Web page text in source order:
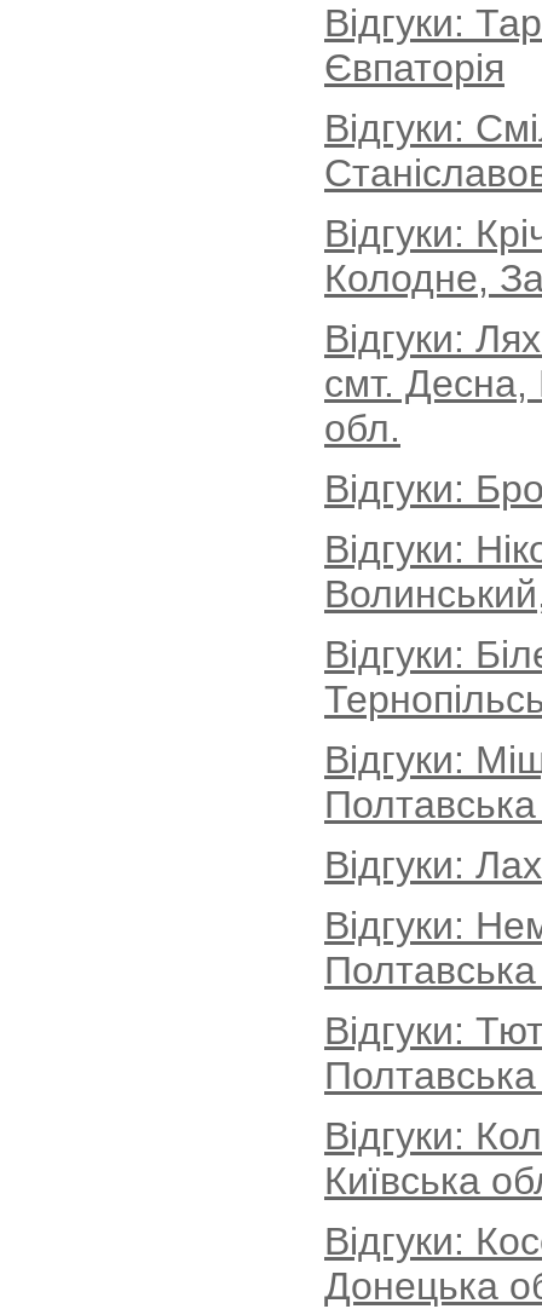
Відгуки:
Євпаторія
Відгуки:
Відгуки:
Колодне,
Відгуки:
смт. Десна,
обл.
Відгуки:
Відгуки:
Відгуки:
Відгуки:
Відгуки:
Відгуки:
Відгуки:
Відгуки:
Київська
Відгуки:
Донецька